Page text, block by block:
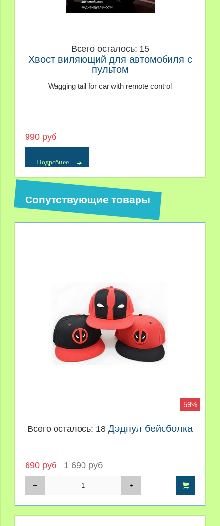
Всего осталось: 15
Хвост виляющий для автомобиля с
пультом
Wagging tail for car with remote control
990 руб
Подробнее
Сопутствующие товары
59%
Всего осталось: 18 Дэдпул бейсболка
690 руб 1 690 руб